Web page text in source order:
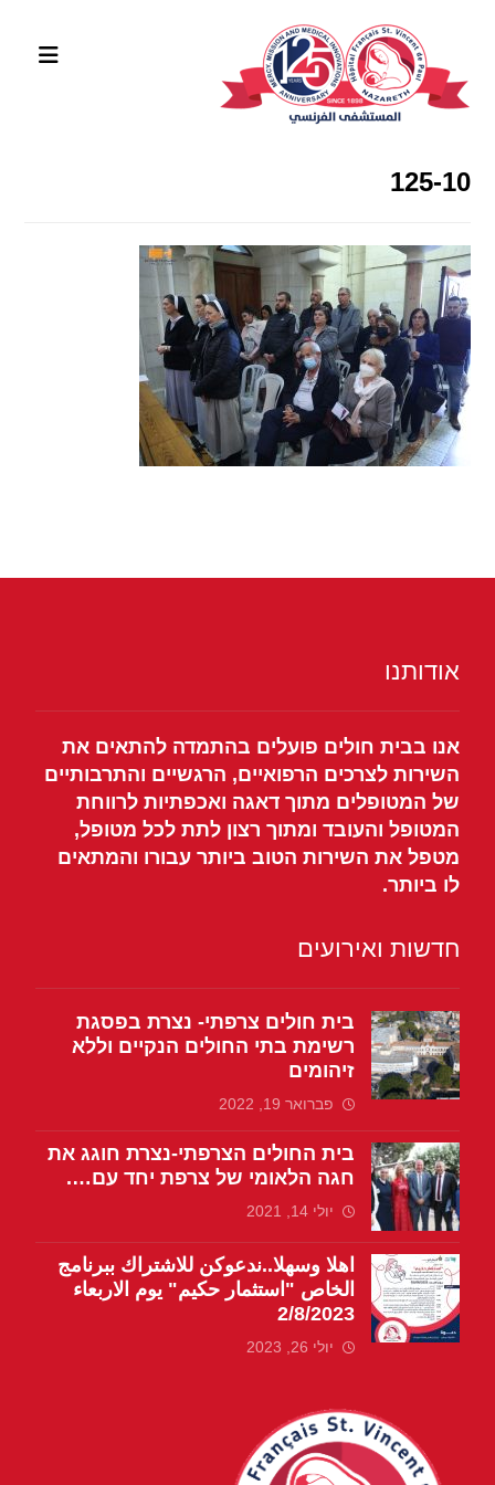
125-10
אודותנו
אנו בבית חולים פועלים בהתמדה להתאים את
השירות לצרכים הרפואיים, הרגשיים והתרבותיים
של המטופלים מתוך דאגה ואכפתיות לרווחת
המטופל והעובד ומתוך רצון לתת לכל מטופל,
מטפל את השירות הטוב ביותר עבורו והמתאים
לו ביותר.
חדשות ואירועים
בית חולים צרפתי- נצרת בפסגת
רשימת בתי החולים הנקיים וללא
זיהומים
פברואר 19, 2022
בית החולים הצרפתי-נצרת חוגג את
חגה הלאומי של צרפת יחד עם….
יולי 14, 2021
اهلا وسهلا..ندعوكن للاشتراك ببرنامج
الخاص "استثمار حكيم" يوم الاربعاء
2/8/2023
יולי 26, 2023